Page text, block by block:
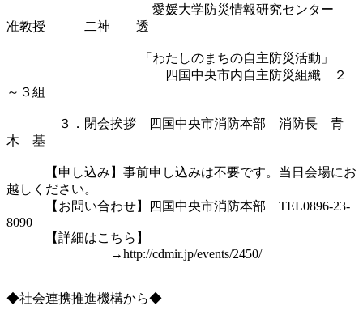
准教授　　　二神　　透
～３組
３．閉会挨拶　四国中央市消防本部　消防長　青
木　基
【申し込み】事前申し込みは不要です。当日会場にお
越しください。
【お問い合わせ】四国中央市消防本部　TEL0896-23-
8090
【詳細はこちら】
→http://cdmir.jp/events/2450/
◆社会連携推進機構から◆